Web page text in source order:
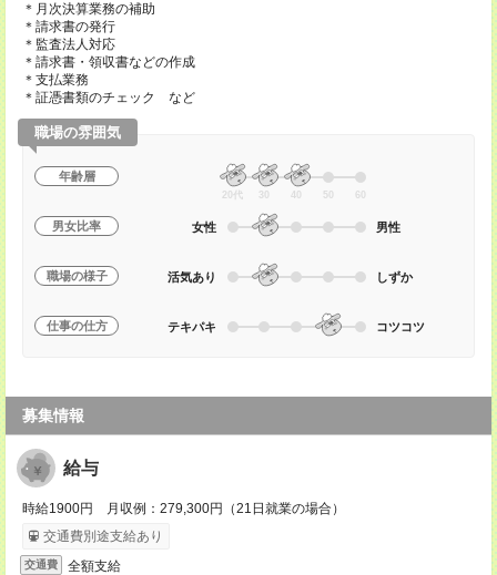
＊月次決算業務の補助
＊請求書の発行
＊監査法人対応
＊請求書・領収書などの作成
＊支払業務
＊証憑書類のチェック など
職場の雰囲気
年齢層
20代 30 40 50 60
男女比率 女性 男性
職場の様子 活気あり しずか
仕事の仕方 テキパキ コツコツ
募集情報
給与
時給1900円 月収例：279,300円（21日就業の場合）
交通費別途支給あり
交通費 全額支給